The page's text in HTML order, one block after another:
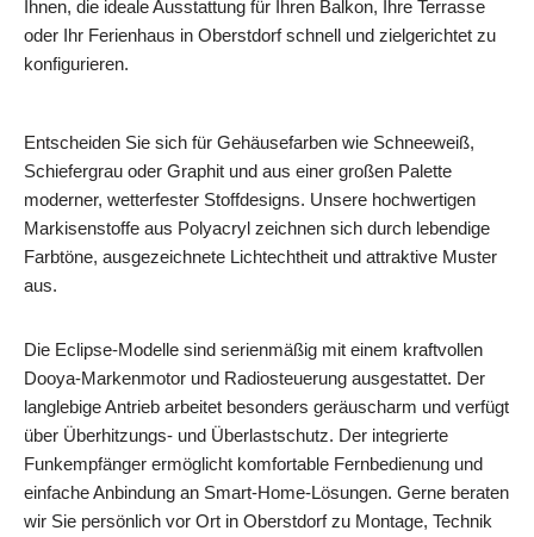
Ihnen, die ideale Ausstattung für Ihren Balkon, Ihre Terrasse
oder Ihr Ferienhaus in Oberstdorf schnell und zielgerichtet zu
konfigurieren.
Entscheiden Sie sich für Gehäusefarben wie Schneeweiß,
Schiefergrau oder Graphit und aus einer großen Palette
moderner, wetterfester Stoffdesigns. Unsere hochwertigen
Markisenstoffe aus Polyacryl zeichnen sich durch lebendige
Farbtöne, ausgezeichnete Lichtechtheit und attraktive Muster
aus.
Die Eclipse-Modelle sind serienmäßig mit einem kraftvollen
Dooya-Markenmotor und Radiosteuerung ausgestattet. Der
langlebige Antrieb arbeitet besonders geräuscharm und verfügt
über Überhitzungs- und Überlastschutz. Der integrierte
Funkempfänger ermöglicht komfortable Fernbedienung und
einfache Anbindung an Smart-Home-Lösungen. Gerne beraten
wir Sie persönlich vor Ort in Oberstdorf zu Montage, Technik